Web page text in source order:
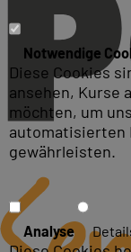
Access-
Notwendige
Diese Cookies
ansehen, Kurse
möchten, um
automatisierten
gewährleisten.
Analyse